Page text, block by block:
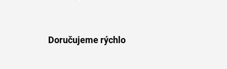
Doručujeme rýchlo